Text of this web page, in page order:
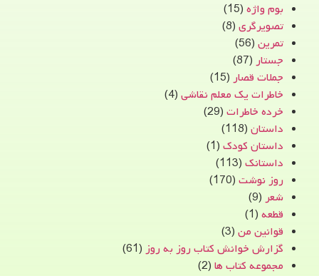
بوم واژه (15)
تصویرگری (8)
تمرین (56)
جستار (87)
جملات قصار (15)
خاطرات یک معلم نقاشی (4)
خرده خاطرات (29)
داستان (118)
داستان کودک (1)
داستانک (113)
روز نوشت (170)
شعر (9)
قطعه (1)
قوانین من (3)
گزارش خوانش کتاب روز به روز (61)
مجموعه کتاب ها (2)